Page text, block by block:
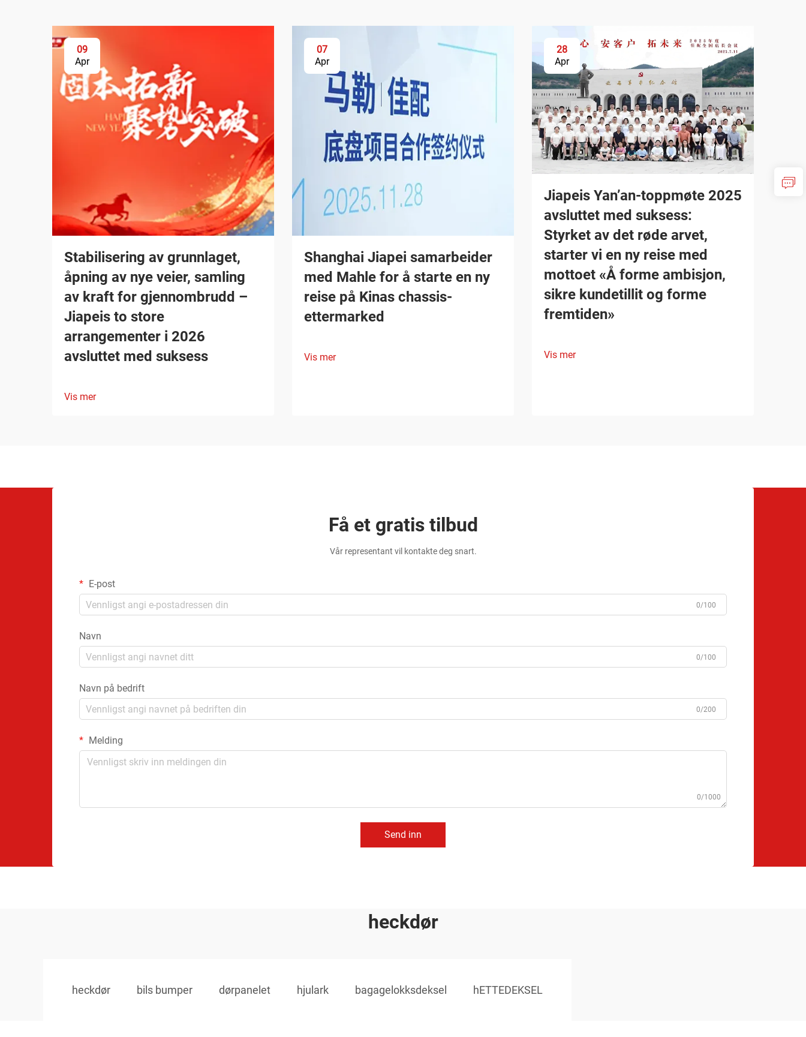
09
Apr
Stabilisering av grunnlaget,
åpning av nye veier, samling
av kraft for gjennombrudd –
Jiapeis to store
arrangementer i 2026
avsluttet med suksess
Vis mer
07
Apr
Shanghai Jiapei samarbeider
med Mahle for å starte en ny
reise på Kinas chassis-
ettermarked
Vis mer
28
Apr
Jiapeis Yan’an-toppmøte 2025
avsluttet med suksess:
Styrket av det røde arvet,
starter vi en ny reise med
mottoet «Å forme ambisjon,
sikre kundetillit og forme
fremtiden»
Vis mer
Få et gratis tilbud
Vår representant vil kontakte deg snart.
E-post
0/100
Navn
0/100
Navn på bedrift
0/200
Melding
0/1000
Send inn
heckdør
heckdør bils bumper dørpanelet hjulark bagagelokksdeksel hETTEDEKSEL